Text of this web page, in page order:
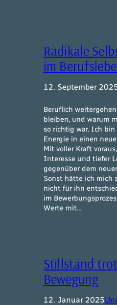
Radikale
im
12. September
Beruflich
bleiben, und warum
so richtig war. Ich bin
Energie in einen
Mit voller Kraft
Interesse und tiefer
gegenüber dem
Sonst hätte ich mich
nicht für ihn
im
Werte mit…
Stillstand
Bewegung
12. Januar 2025